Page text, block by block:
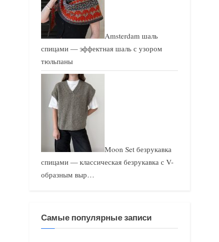
Amsterdam шаль
спицами — эффектная шаль с узором
тюльпаны
Moon Set безрукавка
спицами — классическая безрукавка с V-
образным выр…
Самые популярные записи